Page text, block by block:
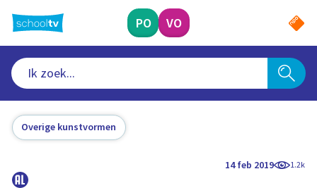
naar
hoofdinhoud
PO VO
Overige kunstvormen
14 feb 2019 1.2k